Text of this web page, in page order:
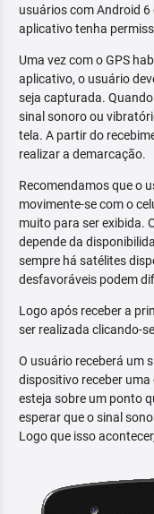
usuários com Android
aplicativo tenha
Uma vez com o GPS
aplicativo, o usuário
seja capturada.
sinal sonoro ou
tela. A partir do
realizar a demarcação.
Recomendamos que o
movimente-se com o
muito para ser exibida.
depende da
sempre há satélites
desfavoráveis podem
Logo após receber a
ser realizada clicando-
O usuário receberá um
dispositivo receber uma
esteja sobre um ponto
esperar que o sinal
Logo que isso